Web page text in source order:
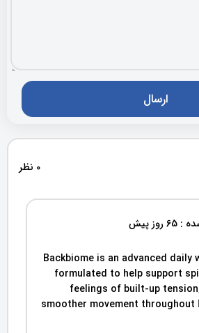
0 نظر
پیش
Backbiome is an advanced daily
formulated to help support
feelings of built-up
smoother movement throughout